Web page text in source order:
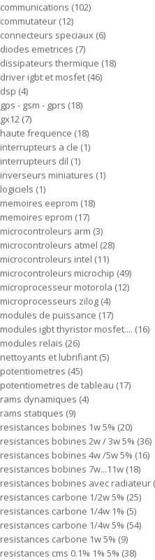
communications 102
commutateur 12
connecteurs speciaux 6
diodes emetrices 7
dissipateurs thermique 18
driver igbt et mosfet 46
dsp 4
gps - gsm - gprs 18
gx12 7
haute frequence 18
interrupteurs a cle 1
interrupteurs dil 1
inverseurs miniatures 1
logiciels 1
memoires eeprom 18
memoires eprom 17
microcontroleurs arm 3
microcontroleurs atmel 28
microcontroleurs intel 11
microcontroleurs microchip 49
microprocesseur motorola 12
microprocesseurs zilog 4
modules de puissance 17
modules igbt thyristor mosfet.... 16
modules relais 26
nettoyants et lubrifiant 5
potentiometres 45
potentiometres de tableau 17
rams dynamiques 4
rams statiques 9
resistances bobines 1w 5% 20
resistances bobines 2w / 3w 5% 36
resistances bobines 4w /5w 5% 16
resistances bobines 7w...11w 18
resistances bobines avec radiateur
resistances carbone 1/2w 5% 25
resistances carbone 1/4w 1% 5
resistances carbone 1/4w 5% 54
resistances carbone 1w 5% 9
resistances cms 0.1% 1% 5% 38